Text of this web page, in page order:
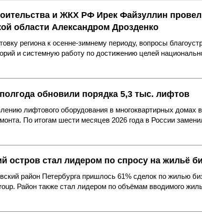
и ЖКХ РФ Ирек Файзуллин
области Александром Дрозденко
региона к осенне-зимнему периоду, вопросы
и системную работу по достижению целей
обновили порядка 5,3 тыс. лифтов
лифтового оборудования в многоквартирных домах
По итогам шести месяцев 2026 года в России
остров стал лидером по спросу на жильё
район Петербурга пришлось 61% сделок по жилью
Район также стал лидером по объёмам вводимого